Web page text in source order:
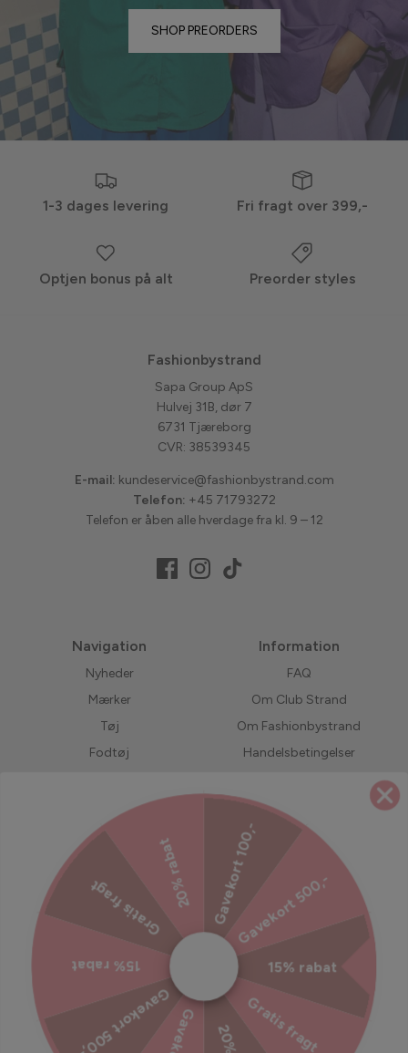
SHOP PREORDERS
1-3 dages levering Fri fragt over 399,-
Optjen bonus på alt Preorder styles
Fashionbystrand
Sapa Group ApS
Hulvej 31B, dør 7
6731 Tjæreborg
CVR: 38539345
E-mail: kundeservice@fashionbystrand.com
Telefon: +45 71793272
Telefon er åben alle hverdage fra kl. 9 – 12
Navigation
Nyheder
Mærker
Tøj
Fodtøj
Bedst solgte
Forudbestil
Information
FAQ
Om Club Strand
Om Fashionbystrand
Handelsbetingelser
LIVE shopping
Jobs hos Fashionbystrand
Refusionspolitik
Ekstra tryghed til din ordre
Tilmeld dig vores nyhedsbrev
Bliv inspireret, hold dig opdateret med vores kampagner og
meget mere!
Gavekort 100,-
Gavekort 500,-
15% rabat
Gratis fragt
Gavekort 500,-
15% rabat
Gratis fragt20% rabat